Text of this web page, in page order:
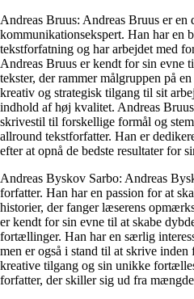
Andreas Bruus: Andreas Bruus er en
kommunikationsekspert. Han har en
tekstforfatning og har arbejdet med
Andreas Bruus er kendt for sin evne
tekster, der rammer målgruppen på
kreativ og strategisk tilgang til sit
indhold af høj kvalitet. Andreas
skrivestil til forskellige formål og
allround tekstforfatter. Han er
efter at opnå de bedste resultater for
Andreas Byskov Sarbo: Andreas
forfatter. Han har en passion for at
historier, der fanger læserens
er kendt for sin evne til at skabe
fortællinger. Han har en særlig
men er også i stand til at skrive inden
kreative tilgang og sin unikke
forfatter, der skiller sig ud fra